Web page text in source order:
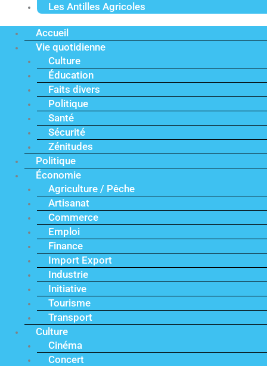
Les Antilles Agricoles
Accueil
Vie quotidienne
Culture
Éducation
Faits divers
Politique
Santé
Sécurité
Zénitudes
Politique
Économie
Agriculture / Pêche
Artisanat
Commerce
Emploi
Finance
Import Export
Industrie
Initiative
Tourisme
Transport
Culture
Cinéma
Concert